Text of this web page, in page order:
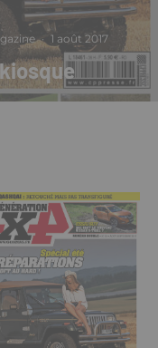
· 1 août 2017